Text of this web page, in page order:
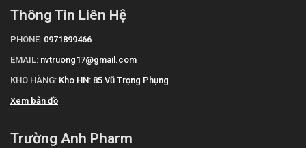
Thông Tin Liên Hệ
PHONE: 0971899466
EMAIL: nvtruong17@gmail.com
KHO HÀNG: Kho HN: 85 Vũ Trọng Phụng
Xem bản đồ
Trường Anh Pharm